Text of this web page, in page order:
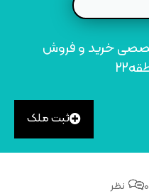
22 مرجع تخصصی خرید و فروش
ثبت ملک
0 نظر